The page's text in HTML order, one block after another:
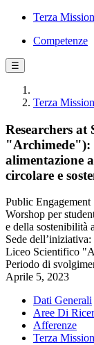
Terza
Competenze
☰
Terza
Researchers at
"Archimede"):
alimentazione
circolare e
Public Engagement
Worshop per
e della sostenibilità
Sede dell’iniziativa:
Liceo Scientifico
Periodo di
Aprile 5, 2023
Dati Generali
Aree Di
Afferenze
Terza